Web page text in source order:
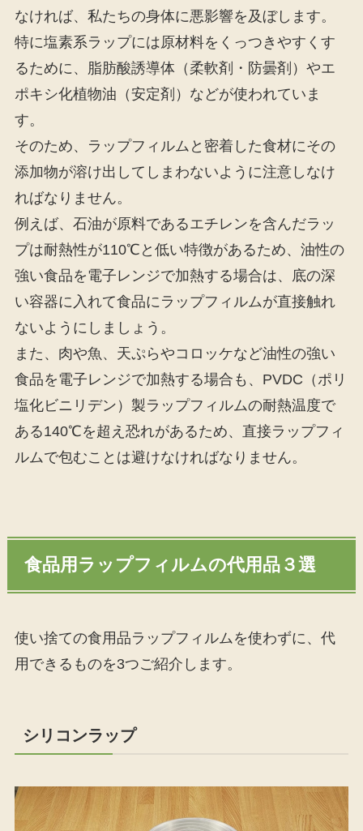
なければ、私たちの身体に悪影響を及ぼします。
特に塩素系ラップには原材料をくっつきやすくす
るために、脂肪酸誘導体（柔軟剤・防曇剤）やエ
ポキシ化植物油（安定剤）などが使われていま
す。
そのため、ラップフィルムと密着した食材にその
添加物が溶け出してしまわないように注意しなけ
ればなりません。
例えば、石油が原料であるエチレンを含んだラッ
プは耐熱性が110℃と低い特徴があるため、油性の
強い食品を電子レンジで加熱する場合は、底の深
い容器に入れて食品にラップフィルムが直接触れ
ないようにしましょう。
また、肉や魚、天ぷらやコロッケなど油性の強い
食品を電子レンジで加熱する場合も、PVDC（ポリ
塩化ビニリデン）製ラップフィルムの耐熱温度で
ある140℃を超え恐れがあるため、直接ラップフィ
ルムで包むことは避けなければなりません。
食品用ラップフィルムの代用品３選
使い捨ての食用品ラップフィルムを使わずに、代
用できるものを3つご紹介します。
シリコンラップ